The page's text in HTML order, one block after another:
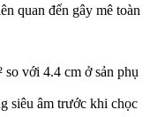
quan đến gây mê toàn
với 4.4 cm ở sản phụ
siêu âm trước khi chọc